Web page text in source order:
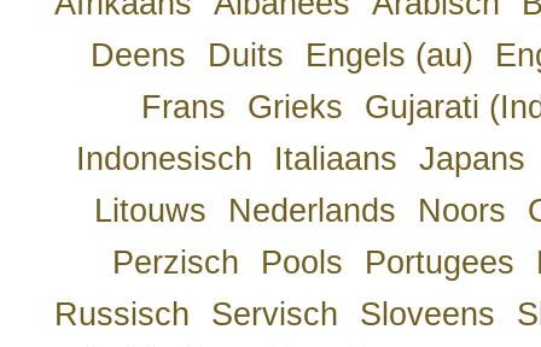
Deens
Duits Engels (au)
Frans
Grieks
Gujarati
Indonesisch
Italiaans
Japans
Litouws
Nederlands Noors
Perzisch
Pools Portugees
Russisch
Servisch Sloveens